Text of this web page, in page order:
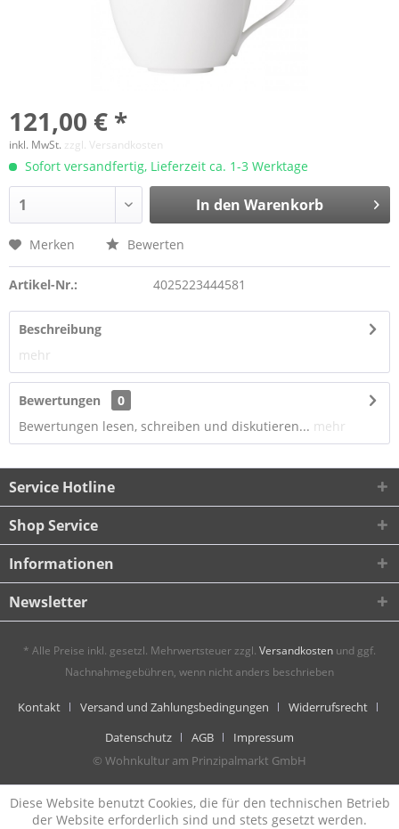
121,00 € *
inkl. MwSt. zzgl. Versandkosten
Sofort versandfertig, Lieferzeit ca. 1-3 Werktage
In den Warenkorb
Merken Bewerten
Artikel-Nr.: 4025223444581
Beschreibung
mehr
Bewertungen
0
Bewertungen lesen, schreiben und diskutieren... mehr
Service Hotline
Shop Service
Informationen
Newsletter
* Alle Preise inkl. gesetzl. Mehrwertsteuer zzgl. Versandkosten und ggf.
Nachnahmegebühren, wenn nicht anders beschrieben
Kontakt Versand und Zahlungsbedingungen
Widerrufsrecht
Datenschutz
AGB
Impressum
© Wohnkultur am Prinzipalmarkt GmbH
Diese Website benutzt Cookies, die für den technischen Betrieb
der Website erforderlich sind und stets gesetzt werden.